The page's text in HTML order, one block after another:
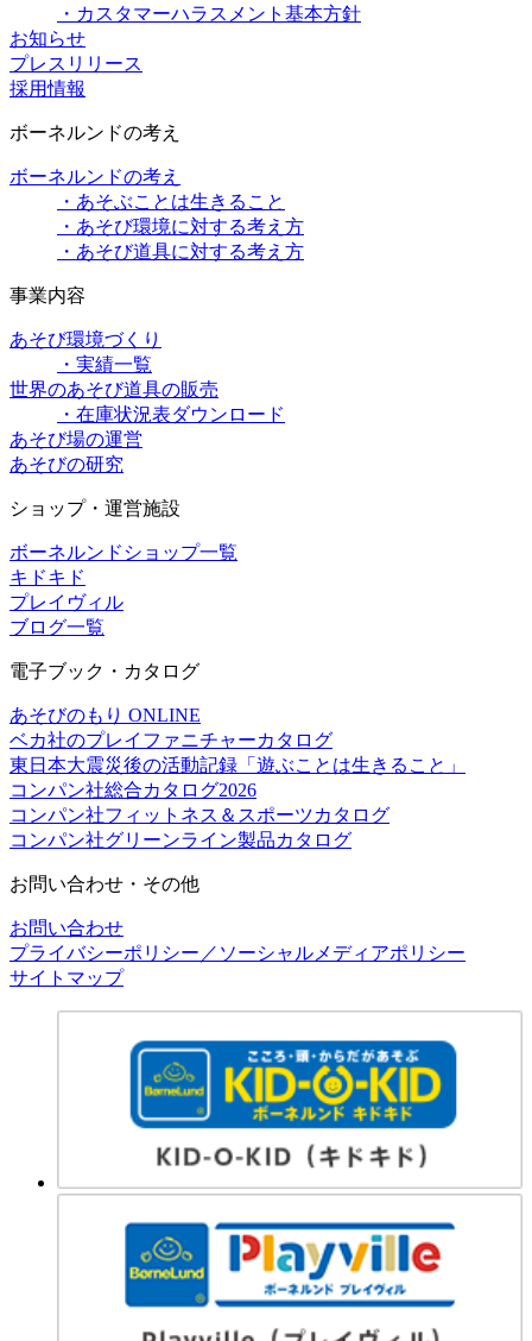
・カスタマーハラスメント基本方針
お知らせ
プレスリリース
採用情報
ボーネルンドの考え
ボーネルンドの考え
・あそぶことは生きること
・あそび環境に対する考え方
・あそび道具に対する考え方
事業内容
あそび環境づくり
・実績一覧
世界のあそび道具の販売
・在庫状況表ダウンロード
あそび場の運営
あそびの研究
ショップ・運営施設
ボーネルンドショップ一覧
キドキド
プレイヴィル
ブログ一覧
電子ブック・カタログ
あそびのもり ONLINE
ベカ社のプレイファニチャーカタログ
東日本大震災後の活動記録「遊ぶことは生きること」
コンパン社総合カタログ2026
コンパン社フィットネス＆スポーツカタログ
コンパン社グリーンライン製品カタログ
お問い合わせ・その他
お問い合わせ
プライバシーポリシー／ソーシャルメディアポリシー
サイトマップ